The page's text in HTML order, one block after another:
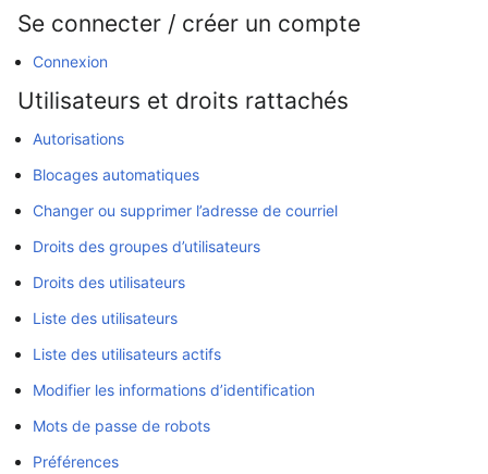
Se connecter / créer un compte
Connexion
Utilisateurs et droits rattachés
Autorisations
Blocages automatiques
Changer ou supprimer l’adresse de courriel
Droits des groupes d’utilisateurs
Droits des utilisateurs
Liste des utilisateurs
Liste des utilisateurs actifs
Modifier les informations d’identification
Mots de passe de robots
Préférences